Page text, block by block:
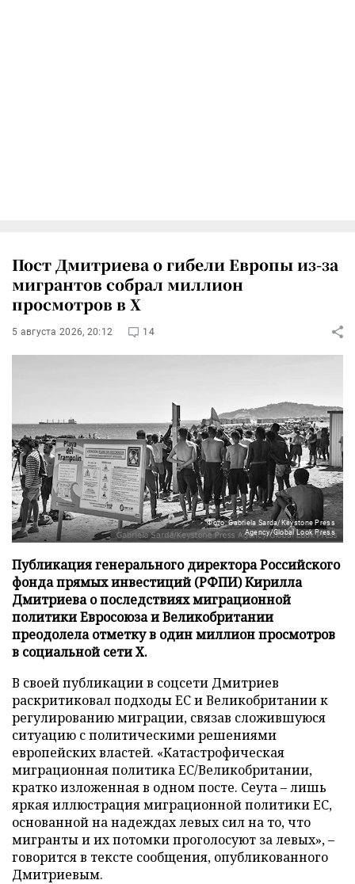
Пост Дмитриева о гибели Европы из-за
мигрантов собрал миллион
просмотров в X
5 августа 2026, 20:12 14
Фото: Gabriela Sarda/Keystone Press
Agency/Global Look Press
Публикация генерального директора Российского
фонда прямых инвестиций (РФПИ) Кирилла
Дмитриева о последствиях миграционной
политики Евросоюза и Великобритании
преодолела отметку в один миллион просмотров
в социальной сети X.
В своей публикации в соцсети Дмитриев
раскритиковал подходы ЕС и Великобритании к
регулированию миграции, связав сложившуюся
ситуацию с политическими решениями
европейских властей. «Катастрофическая
миграционная политика ЕС/Великобритании,
кратко изложенная в одном посте. Сеута – лишь
яркая иллюстрация миграционной политики ЕС,
основанной на надеждах левых сил на то, что
мигранты и их потомки проголосуют за левых», –
говорится в тексте сообщения, опубликованного
Дмитриевым.